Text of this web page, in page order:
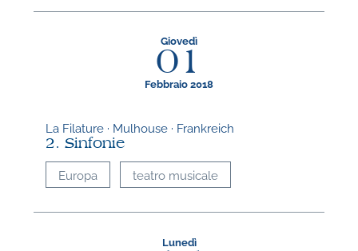
Giovedì
01
Febbraio 2018
La Filature · Mulhouse · Frankreich
2. Sinfonie
Europa teatro musicale
Lunedì